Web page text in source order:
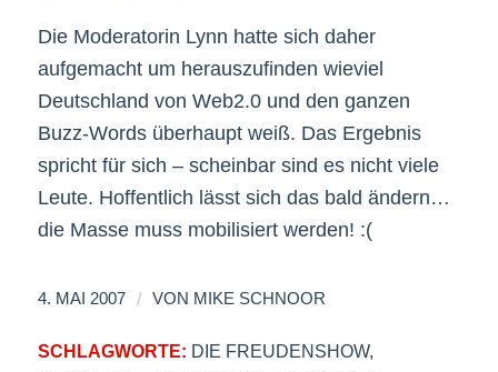
Die Moderatorin Lynn hatte sich daher
aufgemacht um herauszufinden wieviel
Deutschland von Web2.0 und den ganzen
Buzz-Words überhaupt weiß. Das Ergebnis
spricht für sich – scheinbar sind es nicht viele
Leute. Hoffentlich lässt sich das bald ändern…
die Masse muss mobilisiert werden! :(
4. MAI 2007 / VON MIKE SCHNOOR
SCHLAGWORTE: DIE FREUDENSHOW,